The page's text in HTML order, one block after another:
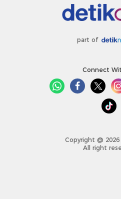
part of
Connect
Copyright @
All right